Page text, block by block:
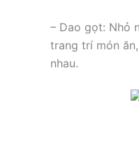
– Dao gọt: Nhỏ
trang trí món
nhau.